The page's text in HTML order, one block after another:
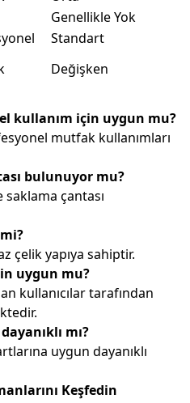
Genellikle Yok
Standart
Değişken
kullanım için uygun mu?
mutfak kullanımları
bulunuyor mu?
saklama çantası
çelik yapıya sahiptir.
uygun mu?
kullanıcılar tarafından
mı?
uygun dayanıklı
Keşfedin